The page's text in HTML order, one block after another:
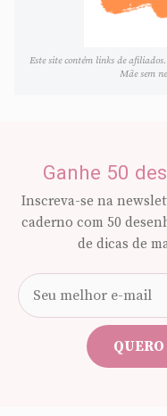
Este site contém links de
Mãe sem
Ganhe 50
Inscreva-se na
caderno com 50
de dicas de